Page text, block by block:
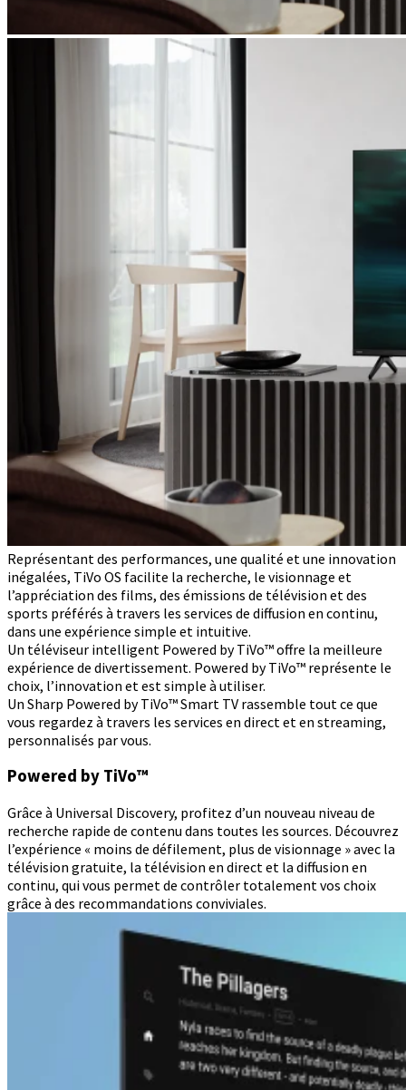
Représentant des performances, une qualité et une innovation
inégalées, TiVo OS facilite la recherche, le visionnage et
l’appréciation des films, des émissions de télévision et des
sports préférés à travers les services de diffusion en continu,
dans une expérience simple et intuitive.
Un téléviseur intelligent Powered by TiVo™ offre la meilleure
expérience de divertissement. Powered by TiVo™ représente le
choix, l’innovation et est simple à utiliser.
Un Sharp Powered by TiVo™ Smart TV rassemble tout ce que
vous regardez à travers les services en direct et en streaming,
personnalisés par vous.
Powered by TiVo™
Grâce à Universal Discovery, profitez d’un nouveau niveau de
recherche rapide de contenu dans toutes les sources. Découvrez
l’expérience « moins de défilement, plus de visionnage » avec la
télévision gratuite, la télévision en direct et la diffusion en
continu, qui vous permet de contrôler totalement vos choix
grâce à des recommandations conviviales.